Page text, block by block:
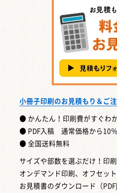
小冊子印刷のお見積もり＆ご
● かんたん！印刷費がすぐわか
● PDF入稿 通常価格から10％
● 全国送料無料
サイズや部数を選ぶだけ！印
オンデマンド印刷、オフセッ
お見積書のダウンロード（